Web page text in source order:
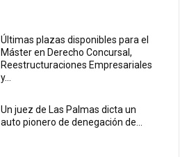
Últimas plazas disponibles para el
Máster en Derecho Concursal,
Reestructuraciones Empresariales
y...
Un juez de Las Palmas dicta un
auto pionero de denegación de...